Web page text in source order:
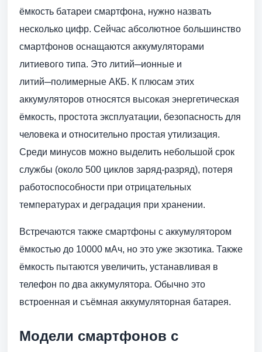
ёмкость батареи смартфона, нужно назвать
несколько цифр. Сейчас абсолютное большинство
смартфонов оснащаются аккумуляторами
литиевого типа. Это литий─ионные и
литий─полимерные АКБ. К плюсам этих
аккумуляторов относятся высокая энергетическая
ёмкость, простота эксплуатации, безопасность для
человека и относительно простая утилизация.
Среди минусов можно выделить небольшой срок
службы (около 500 циклов заряд-разряд), потеря
работоспособности при отрицательных
температурах и деградация при хранении.
Встречаются также смартфоны с аккумулятором
ёмкостью до 10000 мАч, но это уже экзотика. Также
ёмкость пытаются увеличить, устанавливая в
телефон по два аккумулятора. Обычно это
встроенная и съёмная аккумуляторная батарея.
Модели смартфонов с